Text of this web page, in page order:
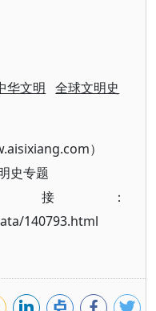
华文明 全球文明史
）
史专题
：
140793.html